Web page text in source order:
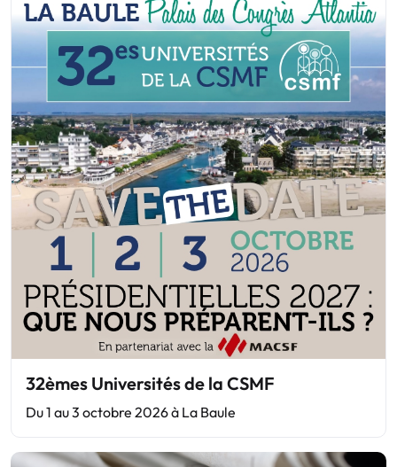
32èmes Universités de la CSMF
Du 1 au 3 octobre 2026 à La Baule